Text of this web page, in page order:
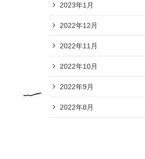
2023年1月
2022年12月
2022年11月
2022年10月
2022年9月
2022年8月